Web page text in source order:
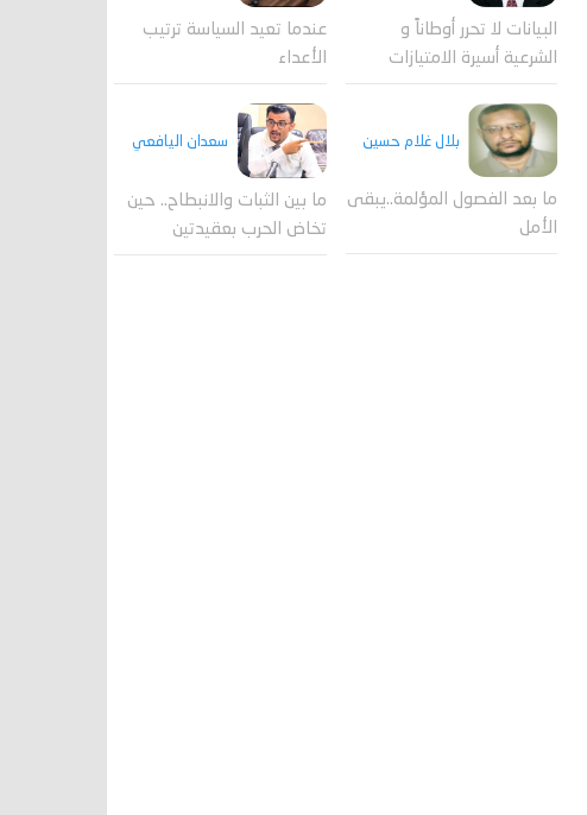
البيانات لا تحرر أوطاناً و
الشرعية أسيرة الامتيازات
عندما تعيد السياسة ترتيب
الأعداء
بلال غلام حسين
ما بعد الفصول المؤلمة..يبقى
الأمل
سعدان اليافعي
ما بين الثبات والانبطاح.. حين
تخاض الحرب بعقيدتين